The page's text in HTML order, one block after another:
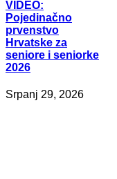
VIDEO:
Pojedinačno
prvenstvo
Hrvatske za
seniore i seniorke
2026
Srpanj 29, 2026